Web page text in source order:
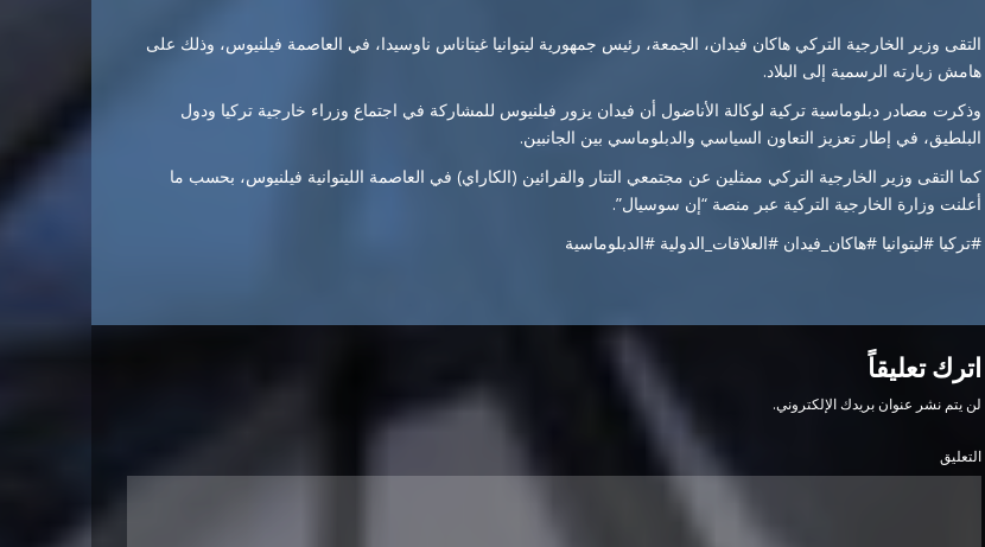
التقى وزير الخارجية التركي هاكان فيدان، الجمعة، رئيس جمهورية ليتوانيا غيتاناس ناوسيدا، في العاصمة فيلنيوس، وذلك على
هامش زيارته الرسمية إلى البلاد.
وذكرت مصادر دبلوماسية تركية لوكالة الأناضول أن فيدان يزور فيلنيوس للمشاركة في اجتماع وزراء خارجية تركيا ودول
البلطيق، في إطار تعزيز التعاون السياسي والدبلوماسي بين الجانبين.
كما التقى وزير الخارجية التركي ممثلين عن مجتمعي التتار والقرائين (الكاراي) في العاصمة الليتوانية فيلنيوس، بحسب ما
أعلنت وزارة الخارجية التركية عبر منصة “إن سوسيال”.
#تركيا #ليتوانيا #هاكان_فيدان #العلاقات_الدولية #الدبلوماسية
اترك تعليقاً
لن يتم نشر عنوان بريدك الإلكتروني.
التعليق